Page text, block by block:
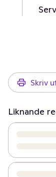
Skriv
Liknande